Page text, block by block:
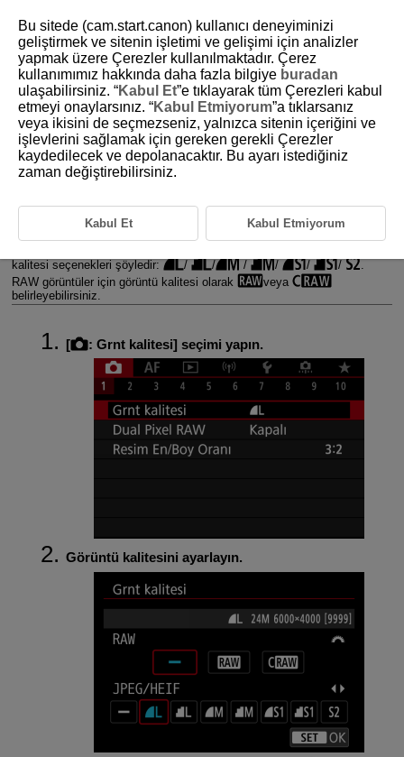
D185-058
Görüntü Kalitesi
RAW Görüntüler
Sürekli Çekimde Maksimum Seri Çekim Sayısı
kalitesi seçenekleri şöyledir:
/ / / / / /
RAW görüntüler için görüntü kalitesi olarak
veya
belirleyebilirsiniz.
[ : Grnt kalitesi] seçimi yapın.
Görüntü kalitesini ayarlayın.
Bu sitede (cam.start.canon) kullanıcı deneyiminizi
geliştirmek ve sitenin işletimi ve gelişimi için analizler
yapmak üzere Çerezler kullanılmaktadır. Çerez
kullanımımız hakkında daha fazla bilgiye buradan
ulaşabilirsiniz. “Kabul Et”e tıklayarak tüm Çerezleri kabul
etmeyi onaylarsınız. “Kabul Etmiyorum”a tıklarsanız
veya ikisini de seçmezseniz, yalnızca sitenin içeriğini ve
işlevlerini sağlamak için gereken gerekli Çerezler
kaydedilecek ve depolanacaktır. Bu ayarı istediğiniz
zaman değiştirebilirsiniz.
Kabul Et Kabul Etmiyorum